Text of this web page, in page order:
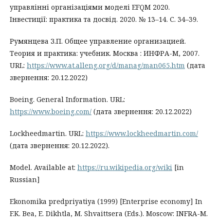
управлінні організаціями моделі EFQM 2020.
Інвестиції: практика та досвід. 2020. № 13–14. С. 34–39.
Румянцева З.П. Общее управление организацией.
Теория и практика: учебник. Москва : ИНФРА-М, 2007.
URL: https://www.at.alleng.org/d/manag/man065.htm (дата
звернення: 20.12.2022)
Boeing. General Information. URL:
https://www.boeing.com/ (дата звернення: 20.12.2022)
Lockheedmartin. URL: https://www.lockheedmartin.com/
(дата звернення: 20.12.2022).
Model. Available at: https://ru.wikipedia.org/wiki [in
Russian]
Ekonomika predpriyatiya (1999) [Enterprise economy] In
F.K. Bea, E. Dikhtla, M. Shvaittsera (Eds.). Moscow: INFRA-M.